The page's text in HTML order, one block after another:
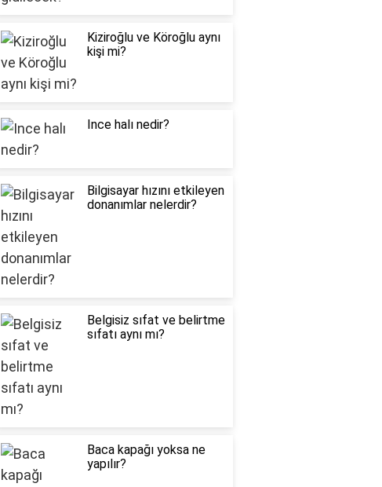
Kiziroğlu ve Köroğlu aynı
kişi mi?
Ince halı nedir?
Bilgisayar hızını etkileyen
donanımlar nelerdir?
Belgisiz sıfat ve belirtme
sıfatı aynı mı?
Baca kapağı yoksa ne
yapılır?